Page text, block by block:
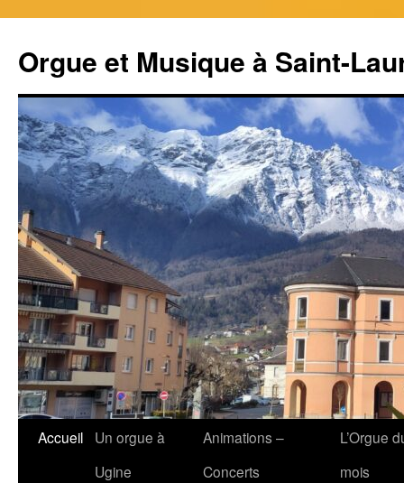
contenu
Orgue et Musique à Saint-
Accueil
Un orgue à
Ugine
Animations –
Concerts
L’Orgue
mois